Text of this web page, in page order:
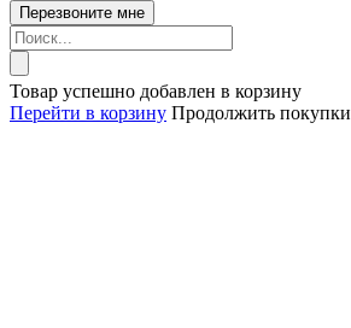
Товар успешно добавлен в корзину
Перейти в корзину Продолжить покупки